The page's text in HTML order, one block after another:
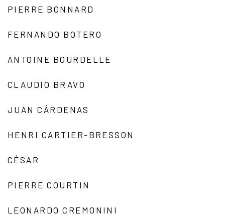
PIERRE BONNARD
FERNANDO BOTERO
ANTOINE BOURDELLE
CLAUDIO BRAVO
JUAN CÁRDENAS
HENRI CARTIER-BRESSON
CÉSAR
PIERRE COURTIN
LEONARDO CREMONINI